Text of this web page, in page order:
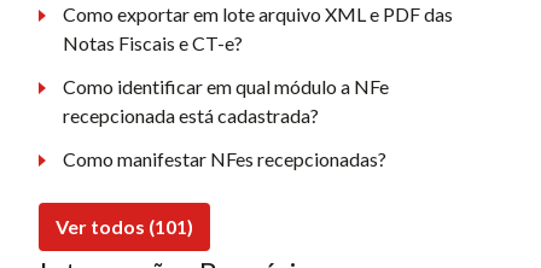
Como exportar em lote arquivo XML e PDF das
Notas Fiscais e CT-e?
Como identificar em qual módulo a NFe
recepcionada está cadastrada?
Como manifestar NFes recepcionadas?
Ver todos (101)